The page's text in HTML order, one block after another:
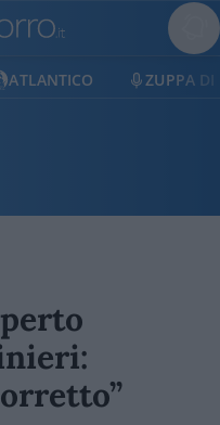
ATLANTICO ZUPPA DI